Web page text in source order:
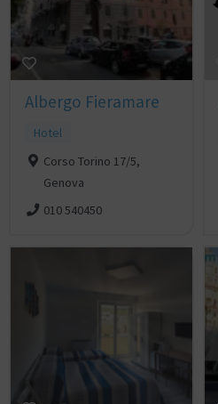
Albergo Fieramare
Hotel
Corso Torino 17/5,
Genova
010 540450